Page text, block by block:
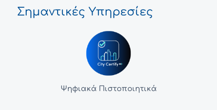
Σημαντικές Υπηρεσίες
Ψηφιακά Πιστοποιητικά